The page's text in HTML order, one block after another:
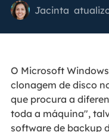
Jacinta
O Microsoft
clonagem de disco
que procura a
toda a máquina",
software de backup